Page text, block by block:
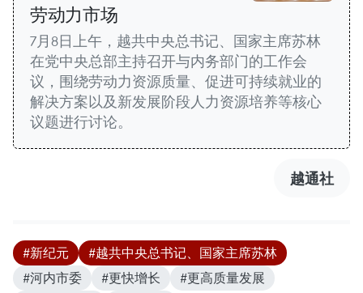
劳动力市场
7月8日上午，越共中央总书记、国家主席苏林
在党中央总部主持召开与内务部门的工作会
议，围绕劳动力资源质量、促进可持续就业的
解决方案以及新发展阶段人力资源培养等核心
议题进行讨论。
越通社
#新纪元
#越共中央总书记、国家主席苏林
#河内市委
#更快增长
#更高质量发展